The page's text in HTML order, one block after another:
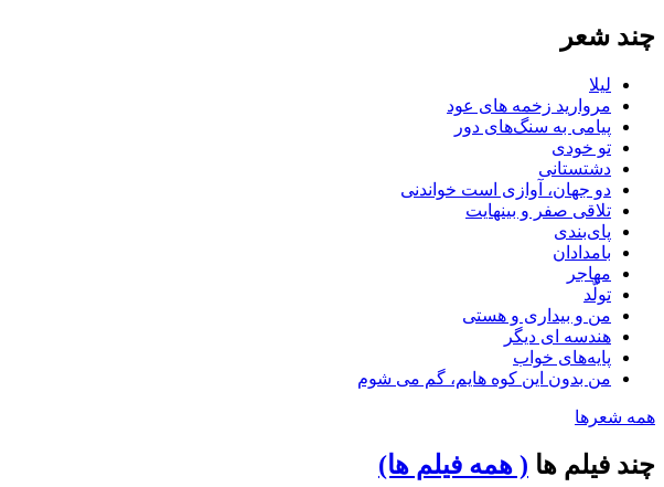
چند شعر
لیلا
مروارید زخمه های عود
پیامی به سنگ‌های دور
تو خودی
دشتستانی
دو جهان، آوازی است خواندنی
تلاقی صفر و بینهایت
پای‌بندی
بامدادان
مهاجر
تولّد
من و بیداری و هستی
هندسه ای دیگر
پایه‌های خواب
من بدون این کوه هایم، گم می شوم
همه شعرها
چند فیلم ها ( همه فیلم ها)